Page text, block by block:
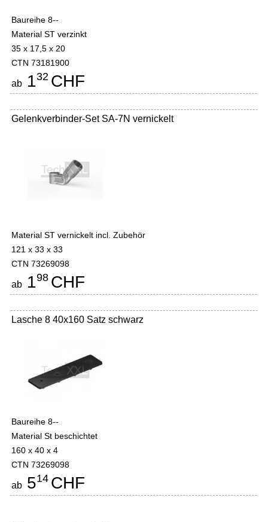
Baureihe 8--
Material ST verzinkt
35 x 17,5 x 20
CTN 73181900
ab 132 CHF
Gelenkverbinder-Set SA-7N vernickelt
Material ST vernickelt incl. Zubehör
121 x 33 x 33
CTN 73269098
ab 198 CHF
Lasche 8 40x160 Satz schwarz
Baureihe 8--
Material St beschichtet
160 x 40 x 4
CTN 73269098
ab 514 CHF